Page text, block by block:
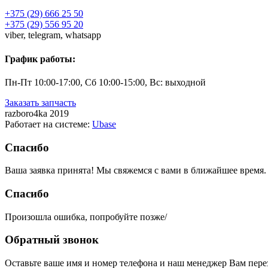
+375 (29) 666 25 50
+375 (29) 556 95 20
viber, telegram, whatsapp
График работы:
Пн-Пт 10:00-17:00, Сб 10:00-15:00, Вс: выходной
Заказать запчасть
razboro4ka 2019
Работает на системе: Ubase
Спасибо
Ваша заявка принята! Мы свяжемся с вами в ближайшее время.
Спасибо
Произошла ошибка, попробуйте позже/
Обратный звонок
Оставьте ваше имя и номер телефона и наш менеджер Вам